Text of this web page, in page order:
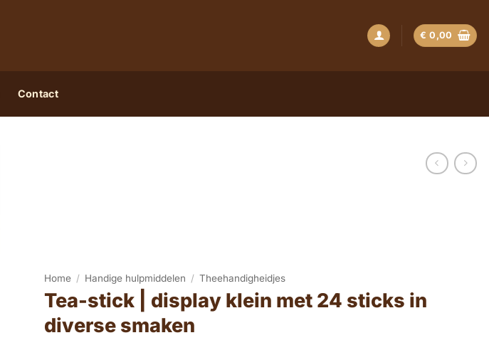
€ 0,00
Contact
Home / Handige hulpmiddelen / Theehandigheidjes
Tea-stick | display klein met 24 sticks in
diverse smaken